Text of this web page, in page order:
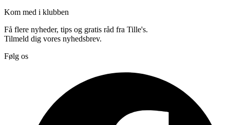
Kom med i klubben
Få flere nyheder, tips og gratis råd fra Tille's.
Tilmeld dig vores nyhedsbrev.
Følg os